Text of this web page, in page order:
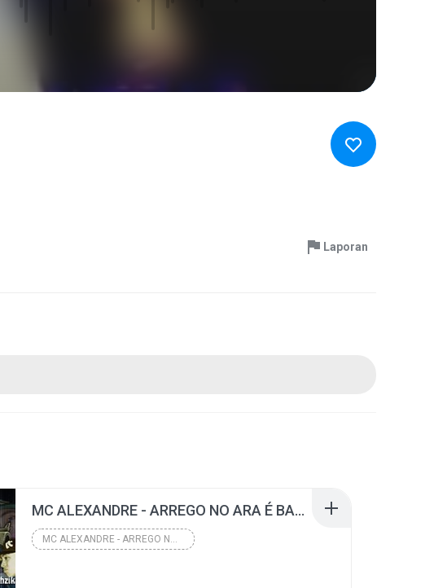
Laporan
MC ALEXANDRE - ARREGO NO ARA É BALA ( MSN DL22_@hotmail.com )
MC ALEXANDRE - ARREGO NO ARA É BALA ( MSN DL22_@HO...